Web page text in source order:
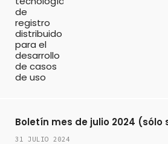
Boletín mes de julio 2024 (sólo
31 JULIO 2024